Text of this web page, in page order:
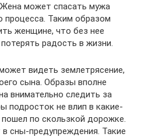
Жена может спасать мужа
процесса. Таким образом
женщине, что без нее
радость в жизни.
видеть землетрясение,
сына. Образы вполне
внимательно следить за
подросток не влип в какие-
по скользкой дорожке.
сны-предупреждения. Такие